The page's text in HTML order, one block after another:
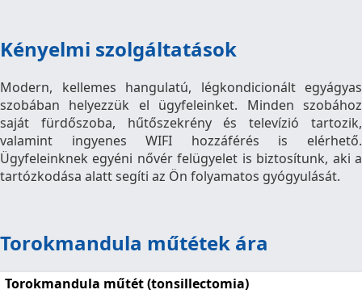
Kényelmi szolgáltatások
Modern, kellemes hangulatú, légkondicionált egyágyas
szobában helyezzük el ügyfeleinket. Minden szobához
saját fürdőszoba, hűtőszekrény és televízió tartozik,
valamint ingyenes WIFI hozzáférés is elérhető.
Ügyfeleinknek egyéni nővér felügyelet is biztosítunk, aki a
tartózkodása alatt segíti az Ön folyamatos gyógyulását.
Torokmandula műtétek ára
Torokmandula műtét (tonsillectomia)